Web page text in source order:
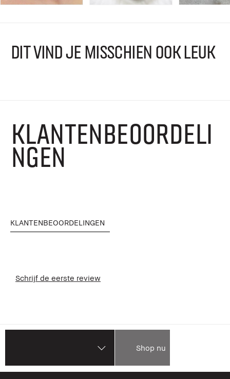
DIT VIND JE MISSCHIEN OOK LEUK
KLANTENBEOORDELI
NGEN
KLANTENBEOORDELINGEN
Schrijf de eerste review
Shop nu